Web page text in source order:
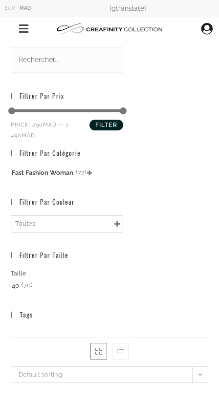
EUR MAD [gtranslate]
Filtrer Par Prix
FILTER
PRICE: 290MAD — 1
490MAD
Filtrer Par Catégorie
Fast Fashion Woman (77) 
Filtrer Par Couleur
Filtrer Par Taille
Taille
40 (70)
Tags
Default sorting